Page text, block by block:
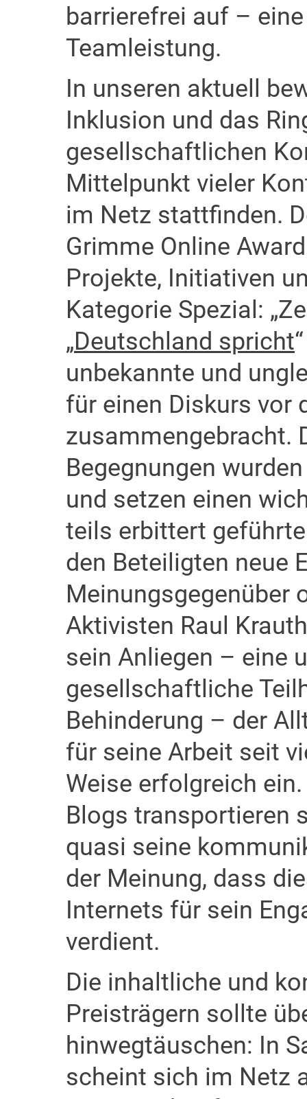
barrierefrei auf –
Teamleistung.
In unseren aktuell
Inklusion und das
gesellschaftlichen
Mittelpunkt vieler
im Netz stattfinden.
Grimme Online
Projekte, Initiativen
Kategorie Spezial:
„Deutschland spricht
unbekannte und
für einen Diskurs vor
zusammengebracht.
Begegnungen
und setzen einen
teils erbittert
den Beteiligten neue
Meinungsgegenüber
Aktivisten Raul
sein Anliegen – eine
gesellschaftliche
Behinderung – der
für seine Arbeit seit
Weise erfolgreich
Blogs transportieren
quasi seine
der Meinung, dass
Internets für sein
verdient.
Die inhaltliche und
Preisträgern sollte
hinwegtäuschen: In
scheint sich im Netz